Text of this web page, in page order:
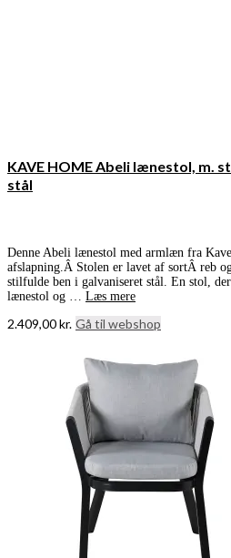
KAVE HOME Abeli lænestol, m.
stål
Denne Abeli lænestol med armlæn fra
afslapning.Â Stolen er lavet af sortÂ reb
stilfulde ben i galvaniseret stål. En stol,
lænestol og … Læs mere
2.409,00kr. Gå til webshop